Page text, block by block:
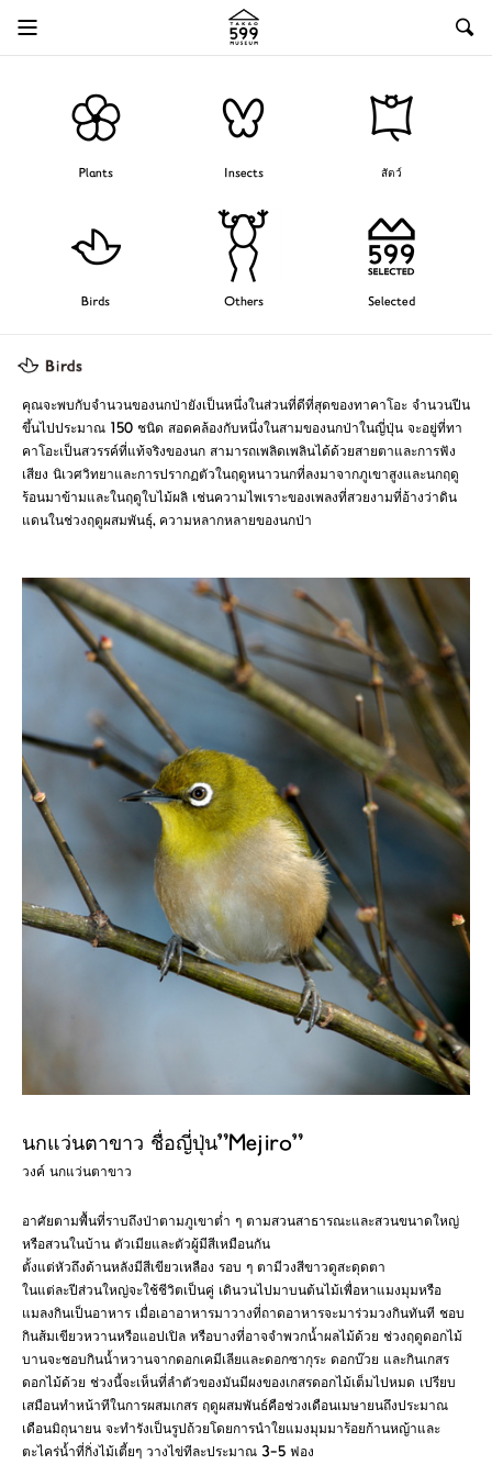
Plants Insects สัตว์
Birds Others Selected
คุณจะพบกับจำนวนของนกป่ายังเป็นหนึ่งในส่วนที่ดีที่สุดของทาคาโอะ จำนวนปีน
ขึ้นไปประมาณ 150 ชนิด สอดคล้องกับหนึ่งในสามของนกป่าในญี่ปุ่น จะอยู่ที่ทา
คาโอะเป็นสวรรค์ที่แท้จริงของนก สามารถเพลิดเพลินได้ด้วยสายตาและการฟัง
เสียง นิเวศวิทยาและการปรากฏตัวในฤดูหนาวนกที่ลงมาจากภูเขาสูงและนกฤดู
ร้อนมาข้ามและในฤดูใบไม้ผลิ เช่นความไพเราะของเพลงที่สวยงามที่อ้างว่าดิน
แดนในช่วงฤดูผสมพันธุ์, ความหลากหลายของนกป่า
นกแว่นตาขาว ชื่อญี่ปุ่น”Mejiro”
วงค์ นกแว่นตาขาว
อาศัยตามพื้นที่ราบถึงป่าตามภูเขาต่ำ ๆ ตามสวนสาธารณะและสวนขนาดใหญ่
หรือสวนในบ้าน ตัวเมียและตัวผู้มีสีเหมือนกัน
ตั้งแต่หัวถึงด้านหลังมีสีเขียวเหลือง รอบ ๆ ตามีวงสีขาวดูสะดุดตา
ในแต่ละปีส่วนใหญ่จะใช้ชีวิตเป็นคู่ เดินวนไปมาบนต้นไม้เพื่อหาแมงมุมหรือ
แมลงกินเป็นอาหาร เมื่อเอาอาหารมาวางที่ถาดอาหารจะมาร่วมวงกินทันที ชอบ
กินส้มเขียวหวานหรือแอปเปิล หรือบางที่อาจจำพวกน้ำผลไม้ด้วย ช่วงฤดูดอกไม้
บานจะชอบกินน้ำหวานจากดอกเคมีเลียและดอกซากุระ ดอกบ๊วย และกินเกสร
ดอกไม้ด้วย ช่วงนี้จะเห็นที่ลำตัวของมันมีผงของเกสรดอกไม้เต็มไปหมด เปรียบ
เสมือนทำหน้าทีในการผสมเกสร ฤดูผสมพันธ์คือช่วงเดือนเมษายนถึงประมาณ
เดือนมิถุนายน จะทำรังเป็นรูปถ้วยโดยการนำใยแมงมุมมาร้อยก้านหญ้าและ
ตะไคร่น้ำที่กิ่งไม้เตี้ยๆ วางไข่ทีละประมาณ 3-5 ฟอง